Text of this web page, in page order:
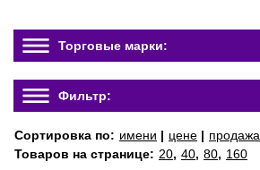
Торговые марки:
Фильтр:
Сортировка по: имени | цене |
Товаров на странице: 20, 40, 80, 160